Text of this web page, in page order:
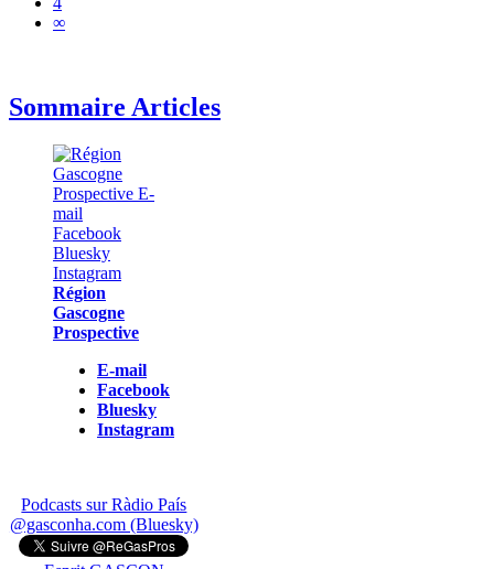
∞
Sommaire Articles
Région
Gascogne
Prospective
E-mail
Facebook
Bluesky
Instagram
Podcasts sur Ràdio País
@gasconha.com (Bluesky)